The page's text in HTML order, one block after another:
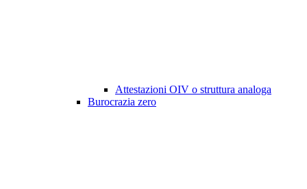
Attestazioni OIV o struttura analoga
Burocrazia zero